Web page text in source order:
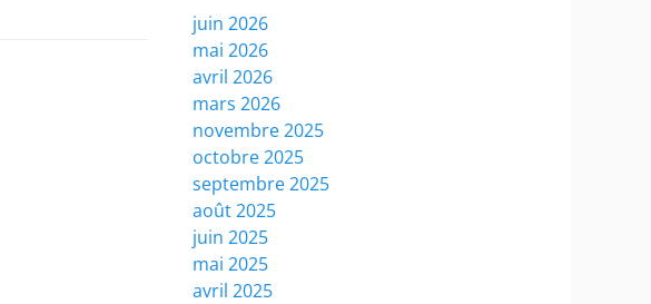
juin 2026
mai 2026
avril 2026
mars 2026
novembre 2025
octobre 2025
septembre 2025
août 2025
juin 2025
mai 2025
avril 2025